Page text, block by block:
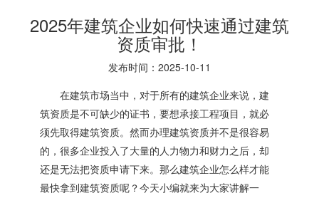
2025年建筑企业如何快速通过建筑
资质审批！
发布时间：2025-10-11
在建筑市场当中，对于所有的建筑企业来说，建
筑资质是不可缺少的证书，要想承接工程项目，就必
须先取得建筑资质。然而办理建筑资质并不是很容易
的，很多企业投入了大量的人力物力和财力之后，却
还是无法把资质申请下来。那么建筑企业怎么样才能
最快拿到建筑资质呢？今天小编就来为大家讲解一